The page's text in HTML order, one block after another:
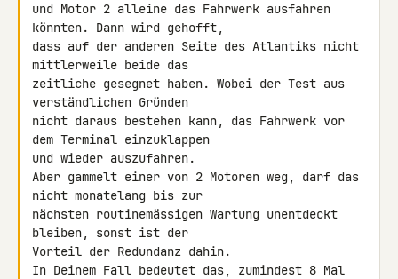
und Motor 2 alleine das Fahrwerk ausfahren
könnten. Dann wird gehofft,
dass auf der anderen Seite des Atlantiks nicht
mittlerweile beide das
zeitliche gesegnet haben. Wobei der Test aus
verständlichen Gründen
nicht daraus bestehen kann, das Fahrwerk vor
dem Terminal einzuklappen
und wieder auszufahren.
Aber gammelt einer von 2 Motoren weg, darf das
nicht monatelang bis zur
nächsten routinemässigen Wartung unentdeckt
bleiben, sonst ist der
Vorteil der Redundanz dahin.
In Deinem Fall bedeutet das, zumindest 8 Mal